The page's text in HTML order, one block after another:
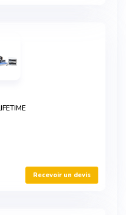
Recevoir un devis